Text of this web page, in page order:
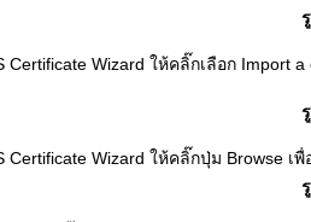
Certificate Wizard ให้คลิ๊กเลือก Import
Certificate Wizard ให้คลิ๊กปุ่ม Browse